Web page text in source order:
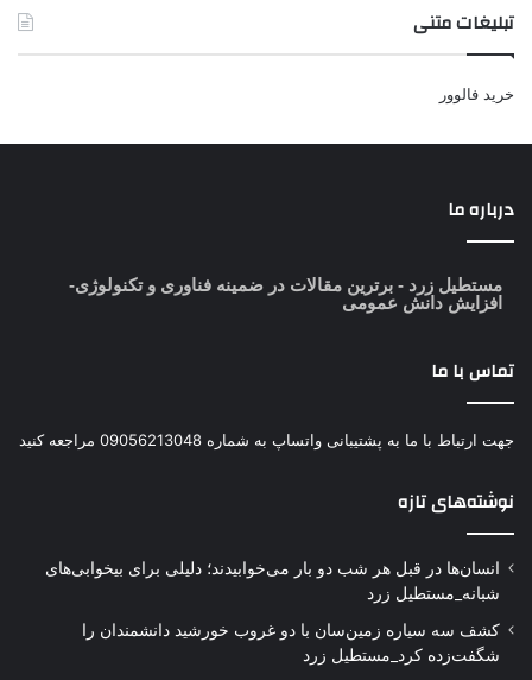
تبلیغات متنی
خرید فالوور
درباره ما
مستطیل زرد - برترین مقالات در ضمینه فناوری و تکنولوژی-
افزایش دانش عمومی
تماس با ما
جهت ارتباط با ما به پشتیبانی واتساپ به شماره 09056213048 مراجعه کنید
نوشته‌های تازه
انسان‌ها در قبل هر شب دو بار می‌خوابیدند؛ دلیلی برای بیخوابی‌های
شبانه_مستطیل زرد
کشف سه سیاره زمین‌سان با دو غروب خورشید دانشمندان را
شگفت‌زده کرد_مستطیل زرد